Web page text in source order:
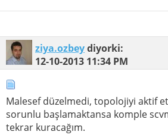
ziya.ozbeydiyorki:
12-10-2013 11:34 PM
Malesef düzelmedi, topolojiyi aktif
sorunlu başlamaktansa komple
tekrar kuracağım.